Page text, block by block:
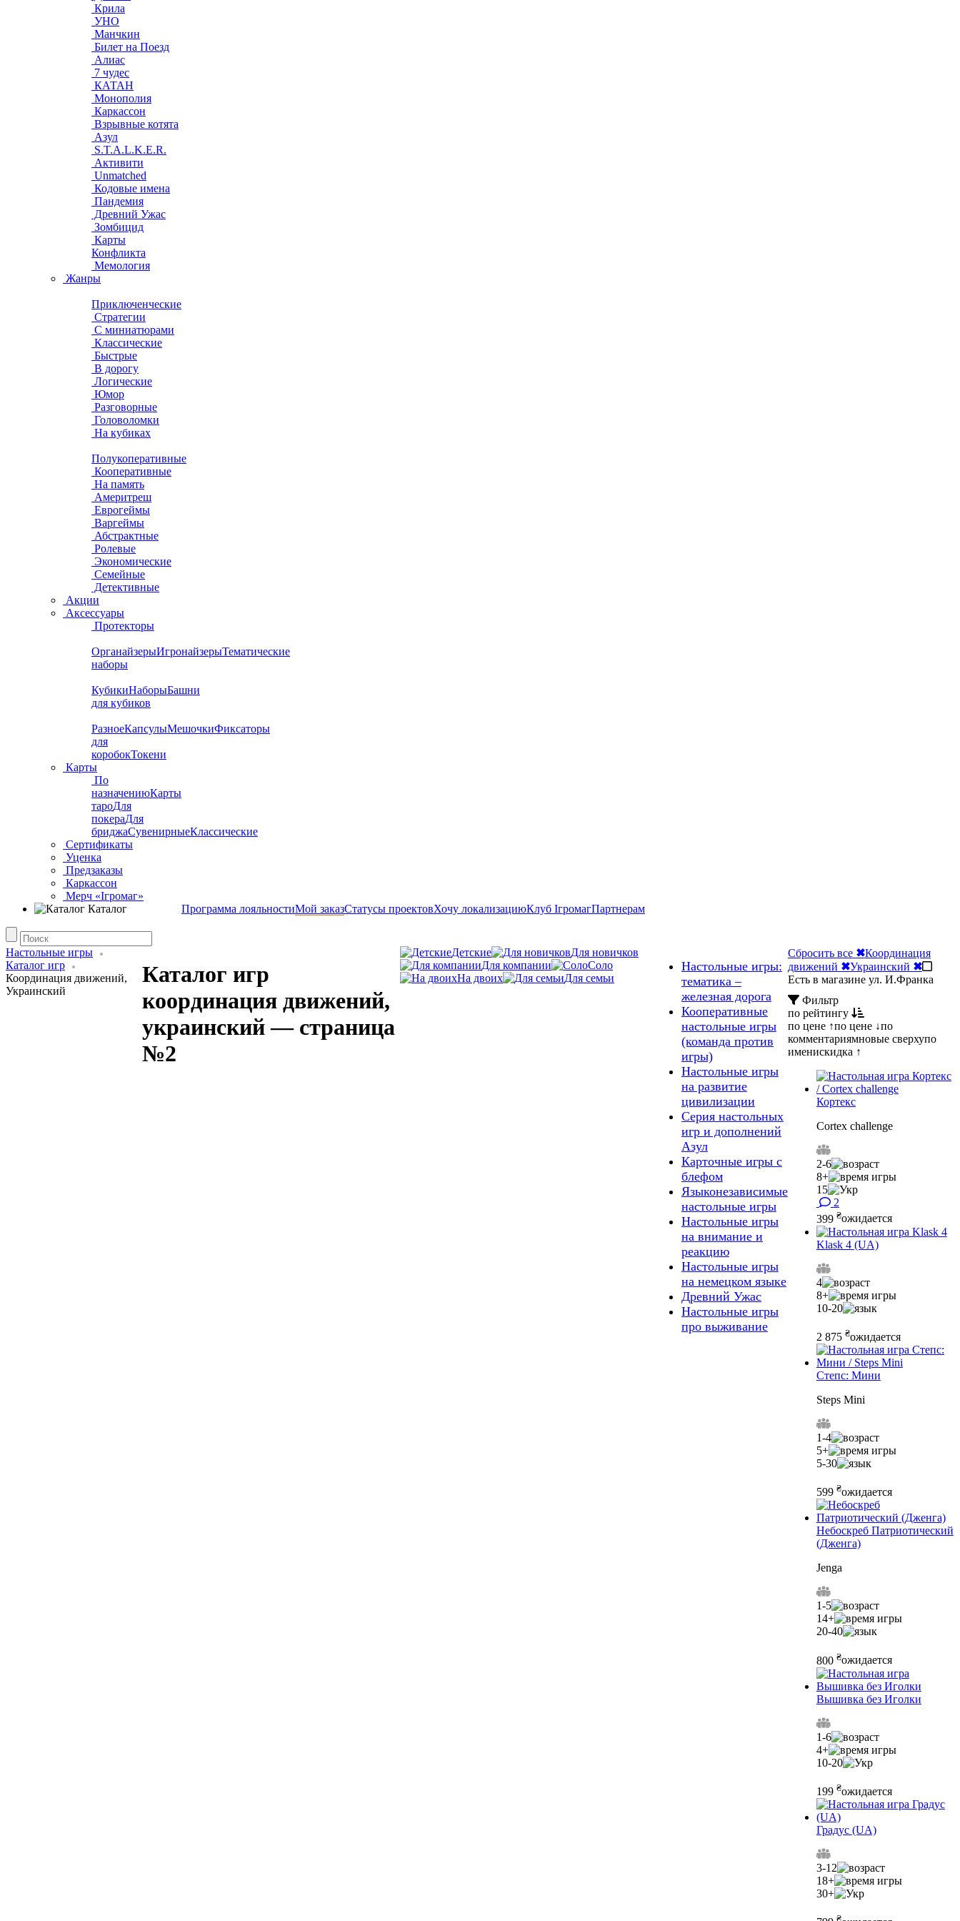
Крила
УНО
Манчкин
Билет на Поезд
Алиас
7 чудес
КАТАН
Монополия
Каркассон
Взрывные котята
Азул
S.T.A.L.K.E.R.
Активити
Unmatched
Кодовые имена
Пандемия
Древний Ужас
Зомбицид
Карты
Конфликта
Мемология
Жанры
Приключенческие
Стратегии
С миниатюрами
Классические
Быстрые
В дорогу
Логические
Юмор
Разговорные
Головоломки
На кубиках
Полукоперативные
Кооперативные
На память
Америтреш
Еврогеймы
Варгеймы
Абстрактные
Ролевые
Экономические
Семейные
Детективные
Акции
Аксессуары
Протекторы
ОрганайзерыИгронайзерыТематические
наборы
КубикиНаборыБашни
для кубиков
РазноеКапсулыМешочкиФиксаторы
для
коробокТокени
Карты
По
назначениюКарты
тароДля
покераДля
бриджаСувенирныеКлассические
Сертификаты
Уценка
Предзаказы
Каркассон
Мерч «Ігромаг»
Каталог
Программа лояльностиМой заказСтатусы проектовХочу локализациюКлуб ІгромагПартнерам
Настольные игры
Каталог игр
Координация движений,
Украинский
Каталог игр
координация движений,
украинский — страница
№2
Детские
Для новичков
Для компании
Соло
На двоих
Для семьи
Настольные игры:
тематика –
железная дорога
Кооперативные
настольные игры
(команда против
игры)
Настольные игры
на развитие
цивилизации
Серия настольных
игр и дополнений
Азул
Карточные игры с
блефом
Языконезависимые
настольные игры
Настольные игры
на внимание и
реакцию
Настольные игры
на немецком языке
Древний Ужас
Настольные игры
про выживание
Сбросить все ✖Координация
движений ✖Украинский ✖
Есть в магазине ул. И.Франка
Фильтр
по рейтингу
по цене ↑по цене ↓по
комментариямновые сверхупо
именискидка ↑
Кортекс
Cortex challenge
2-6
8+
15
2
399 ₴ожидается
Klask 4 (UA)
4
8+
10-20
2 875 ₴ожидается
Степс: Мини
Steps Mini
1-4
5+
5-30
599 ₴ожидается
Небоскреб Патриотический
(Дженга)
Jenga
1-5
14+
20-40
800 ₴ожидается
Вышивка без Иголки
1-6
4+
10-20
199 ₴ожидается
Градус (UA)
3-12
18+
30+
₴